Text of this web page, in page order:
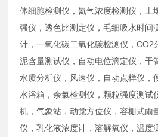
体细胞检测仪，氦气浓度检测仪，土
强仪，透色比测定仪，毛细吸水时间
计，一氧化碳二氧化碳检测仪，CO2
泥含量测试仪，自动电位滴定仪，干
水质分析仪，风速仪，自动点样仪，
水浴箱，余氯检测仪，颗粒强度测试
机，气象站，动觉方位仪，容栅式雨
仪，乳化液浓度计，溶解氧仪，温度